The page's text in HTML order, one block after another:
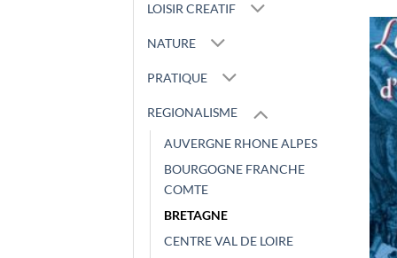
LOISIR CREATIF
NATURE
PRATIQUE
REGIONALISME
AUVERGNE RHONE ALPES
BOURGOGNE FRANCHE
COMTE
BRETAGNE
CENTRE VAL DE LOIRE